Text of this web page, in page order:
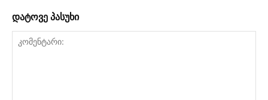
დატოვე პასუხი